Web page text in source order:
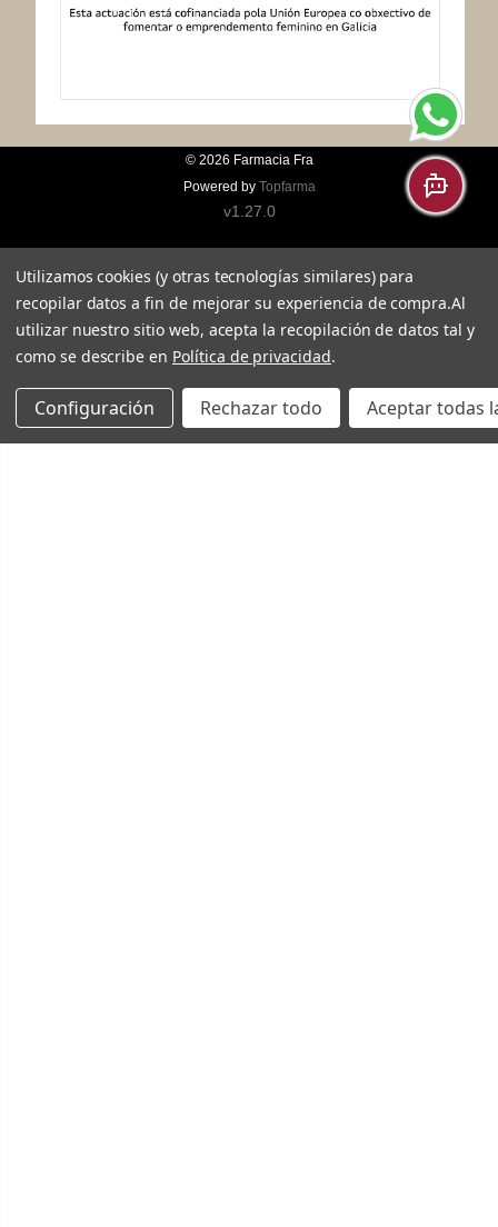
© 2026 Farmacia Fra
Powered by Topfarma
v1.27.0
Utilizamos cookies (y otras tecnologías similares) para
recopilar datos a fin de mejorar su experiencia de compra.Al
utilizar nuestro sitio web, acepta la recopilación de datos tal y
como se describe en Política de privacidad.
Configuración Rechazar todo Aceptar todas